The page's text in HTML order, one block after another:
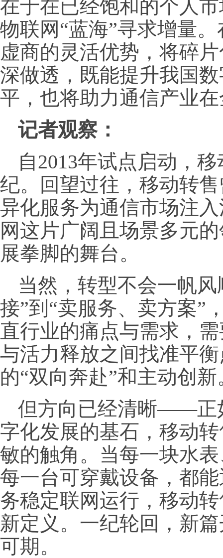
在于在已经饱和的个人
物联网“蓝海”寻求增量
虚商的灵活优势，将碎
深做透，既能提升我国
平，也将助力通信产业
记者观察：
自2013年试点启动，
纪。回望过往，移动转
异化服务为通信市场注
网这片广阔且场景多元
展拳脚的舞台。
当然，转型不会一帆
接”到“卖服务、卖方案”
直行业的痛点与需求，
与活力释放之间找准平
的“双向奔赴”和主动创新
但方向已经清晰——正
字化发展的基石，移动
敏的触角。当每一块水
每一台可穿戴设备，都
务稳定联网运行，移动
新定义。一纪轮回，新
可期。